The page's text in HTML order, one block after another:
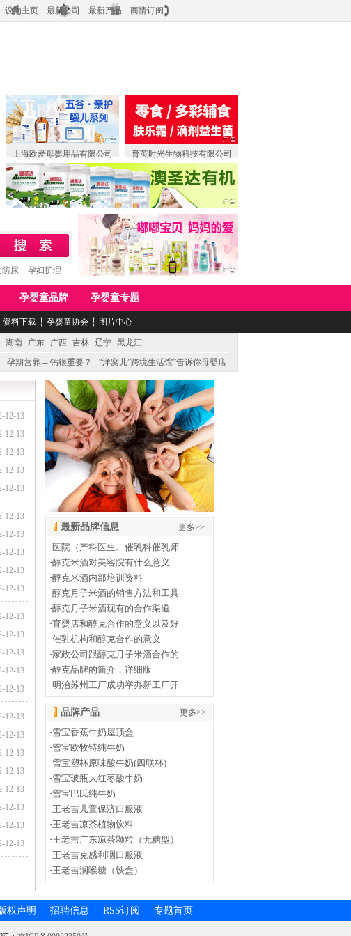
设为主页 最新公司 最新产品 商情订阅
上海欧爱母婴用品有限公司 育英时光生物科技有限公司
防尿 孕妇护理
孕婴童品牌 孕婴童专题
资料下载 ┆ 孕婴童协会 ┆ 图片中心
湖南 广东 广西 吉林 辽宁 黑龙江
孕期营养 -- 钙很重要？
“洋窝儿”跨境生活馆”告诉你母婴店
12-13
12-13
12-13
12-13
12-13
12-13
12-13
12-13
12-13
12-13
12-13
12-13
12-13
12-13
12-13
12-13
12-13
12-13
12-13
12-13
12-13
12-13
12-13
最新品牌信息 更多>>
· 医院（产科医生、催乳科催乳师
·醇克米酒对美容院有什么意义
·醇克米酒内部培训资料
·醇克月子米酒的销售方法和工具
·醇克月子米酒现有的合作渠道
·育婴店和醇克合作的意义以及好
·催乳机构和醇克合作的意义
·家政公司跟醇克月子米酒合作的
·醇克品牌的简介，详细版
·明治苏州工厂成功举办新工厂开
品牌产品 更多>>
·雪宝香蕉牛奶屋顶盒
·雪宝欧牧特纯牛奶
·雪宝塑杯原味酸牛奶(四联杯)
·雪宝玻瓶大红枣酸牛奶
·雪宝巴氏纯牛奶
·王老吉儿童保济口服液
·王老吉凉茶植物饮料
·王老吉广东凉茶颗粒（无糖型）
·王老吉克感利咽口服液
·王老吉润喉糖（铁盒）
权声明 ┆ 招聘信息 ┆ RSS订阅 ┆ 专题首页